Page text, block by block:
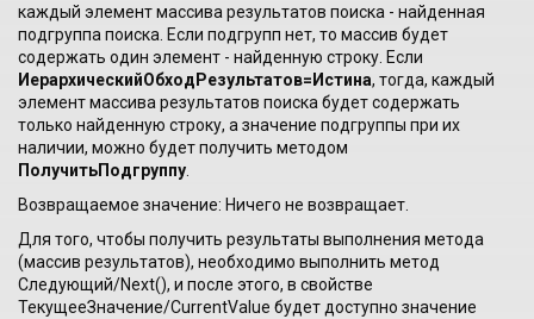
каждый элемент массива результатов поиска - найденная
подгруппа поиска. Если подгрупп нет, то массив будет
содержать один элемент - найденную строку. Если
ИерархическийОбходРезультатов=Истина, тогда, каждый
элемент массива результатов поиска будет содержать
только найденную строку, а значение подгруппы при их
наличии, можно будет получить методом
ПолучитьПодгруппу
Возвращаемое значение: Ничего не возвращает.
Для того, чтобы получить результаты выполнения метода
(массив результатов), необходимо выполнить метод
Следующий/Next(), и после этого, в свойстве
ТекущееЗначение/CurrentValue будет доступно значение